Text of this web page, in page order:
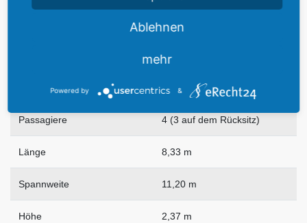
USA
1947
Besatzung 1 Pilot
Passagiere 4 (3 auf dem Rücksitz)
Länge 8,33 m
Spannweite 11,20 m
Höhe 2,37 m
Ablehnen
mehr
Powered by &